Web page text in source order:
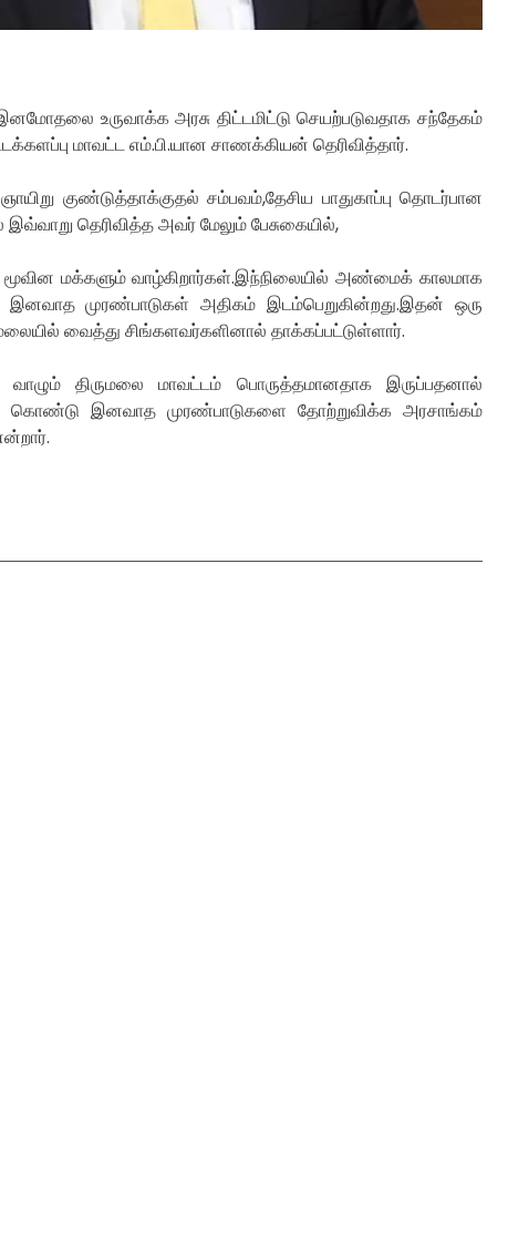
உருவாக்க அரசு திட்டமிட்டு செயற்படுவதாக சந்தேகம்
மாவட்ட எம்.பி.யான சாணக்கியன் தெரிவித்தார்.
குண்டுத்தாக்குதல் சம்பவம்,தேசிய பாதுகாப்பு தொடர்பான
தெரிவித்த அவர் மேலும் பேசுகையில்,
மூவின மக்களும் வாழ்கிறார்கள்.இந்நிலையில் அண்மைக் காலமாக
முரண்பாடுகள் அதிகம் இடம்பெறுகின்றது.இதன் ஒரு
வைத்து சிங்களவர்களினால் தாக்கப்பட்டுள்ளார்.
திருமலை மாவட்டம் பொருத்தமானதாக இருப்பதனால்
கொண்டு இனவாத முரண்பாடுகளை தோற்றுவிக்க அரசாங்கம்